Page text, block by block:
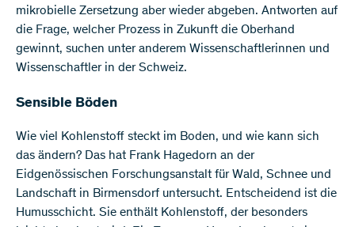
mikrobielle Zersetzung aber wieder abgeben. Antworten auf
die Frage, welcher Prozess in Zukunft die Oberhand
gewinnt, suchen unter anderem Wissenschaftlerinnen und
Wissenschaftler in der Schweiz.
Sensible Böden
Wie viel Kohlenstoff steckt im Boden, und wie kann sich
das ändern? Das hat Frank Hagedorn an der
Eidgenössischen Forschungsanstalt für Wald, Schnee und
Landschaft in Birmensdorf untersucht. Entscheidend ist die
Humusschicht. Sie enthält Kohlenstoff, der besonders